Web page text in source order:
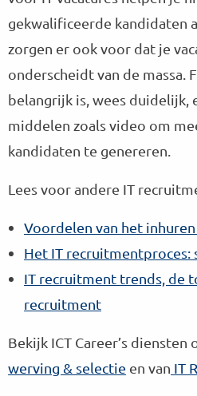
gekwalificeerde kandidaten
zorgen er ook voor dat je
onderscheidt van de massa.
belangrijk is, wees duidelijk,
middelen zoals video om
kandidaten te genereren.
Lees voor andere IT
Voordelen van het
Het IT recruitmentproces:
IT recruitment trends, de
recruitment
Bekijk ICT Career’s diensten
werving & selectie en van IT